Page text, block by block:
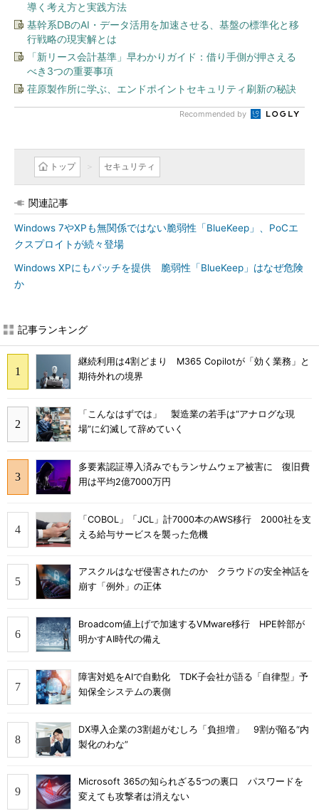
導く考え方と実践方法
基幹系DBのAI・データ活用を加速させる、基盤の標準化と移
行戦略の現実解とは
「新リース会計基準」早わかりガイド：借り手側が押さえる
べき3つの重要事項
荏原製作所に学ぶ、エンドポイントセキュリティ刷新の秘訣
Recommended by
トップ セキュリティ
関連記事
Windows 7やXPも無関係ではない脆弱性「BlueKeep」、PoCエ
クスプロイトが続々登場
Windows XPにもパッチを提供 脆弱性「BlueKeep」はなぜ危険
か
記事ランキング
継続利用は4割どまり M365 Copilotが「効く業務」と
期待外れの境界
「こんなはずでは」 製造業の若手は“アナログな現
場”に幻滅して辞めていく
多要素認証導入済みでもランサムウェア被害に 復旧費
用は平均2億7000万円
「COBOL」「JCL」計7000本のAWS移行 2000社を支
える給与サービスを襲った危機
アスクルはなぜ侵害されたのか クラウドの安全神話を
崩す「例外」の正体
Broadcom値上げで加速するVMware移行 HPE幹部が
明かすAI時代の備え
障害対処をAIで自動化 TDK子会社が語る「自律型」予
知保全システムの裏側
DX導入企業の3割超がむしろ「負担増」 9割が陥る“内
製化のわな”
Microsoft 365の知られざる5つの裏口 パスワードを
変えても攻撃者は消えない